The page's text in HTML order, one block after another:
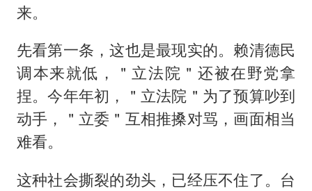
来。
先看第一条，这也是最现实的。赖清德民
调本来就低，＂立法院＂还被在野党拿
捏。今年年初，＂立法院＂为了预算吵到
动手，＂立委＂互相推搡对骂，画面相当
难看。
这种社会撕裂的劲头，已经压不住了。台